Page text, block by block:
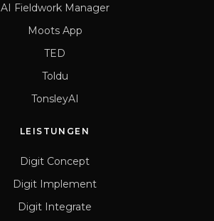
AI Fieldwork Manager
Moots App
TED
Toldu
TonsleyAI
LEISTUNGEN
Digit Concept
Digit Implement
Digit Integrate